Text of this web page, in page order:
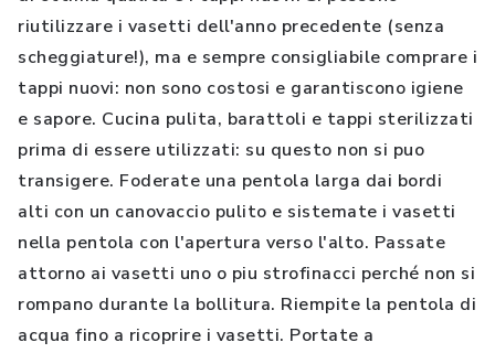
riutilizzare i vasetti dell'anno precedente (senza
scheggiature!), ma e sempre consigliabile comprare i
tappi nuovi: non sono costosi e garantiscono igiene
e sapore. Cucina pulita, barattoli e tappi sterilizzati
prima di essere utilizzati: su questo non si puo
transigere. Foderate una pentola larga dai bordi
alti con un canovaccio pulito e sistemate i vasetti
nella pentola con l'apertura verso l'alto. Passate
attorno ai vasetti uno o piu strofinacci perché non si
rompano durante la bollitura. Riempite la pentola di
acqua fino a ricoprire i vasetti. Portate a